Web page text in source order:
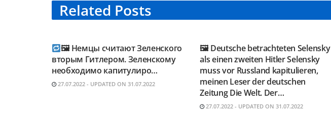
Related Posts
TELEGRAM KANAL
🖼 Немцы считают Зеленского
вторым Гитлером. Зеленскому
необходимо капитулиро…
27.07.2022 - UPDATED ON 31.07.2022
TELEGRAM KANAL
🖼 Deutsche betrachteten Selensky
als einen zweiten Hitler Selensky
muss vor Russland kapitulieren,
meinen Leser der deutschen
Zeitung Die Welt. Der…
27.07.2022 - UPDATED ON 31.07.2022